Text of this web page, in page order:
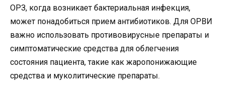
ОРЗ, когда возникает бактериальная инфекция,
может понадобиться прием антибиотиков. Для ОРВИ
важно использовать противовирусные препараты и
симптоматические средства для облегчения
состояния пациента, такие как жаропонижающие
средства и муколитические препараты.